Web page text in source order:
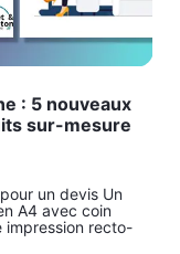
: 5 nouveaux
sur-mesure
un devis Un
A4 avec coin
impression recto-